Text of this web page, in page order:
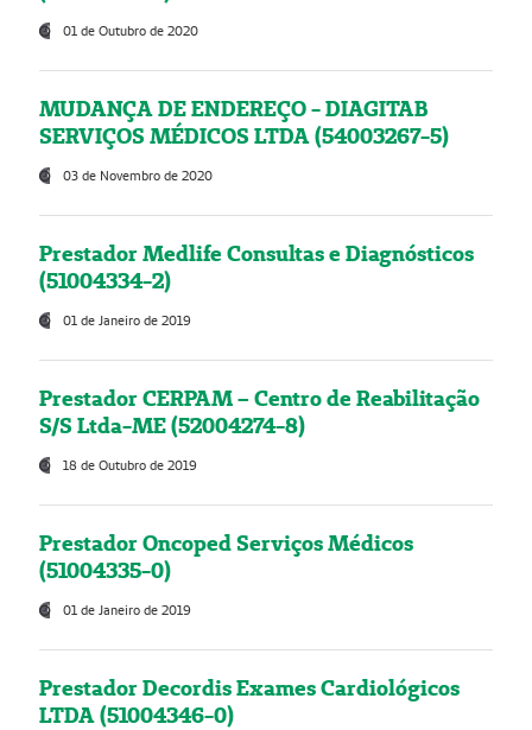
01 de Outubro de 2020
MUDANÇA DE ENDEREÇO - DIAGITAB
SERVIÇOS MÉDICOS LTDA (54003267-5)
03 de Novembro de 2020
Prestador Medlife Consultas e Diagnósticos
(51004334-2)
01 de Janeiro de 2019
Prestador CERPAM – Centro de Reabilitação
S/S Ltda-ME (52004274-8)
18 de Outubro de 2019
Prestador Oncoped Serviços Médicos
(51004335-0)
01 de Janeiro de 2019
Prestador Decordis Exames Cardiológicos
LTDA (51004346-0)